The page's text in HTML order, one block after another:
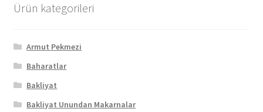
Ürün kategorileri
Armut Pekmezi
Baharatlar
Bakliyat
Bakliyat Unundan Makarnalar